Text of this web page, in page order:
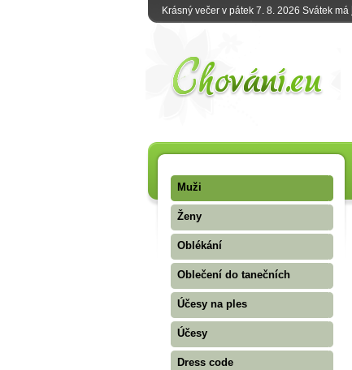
Krásný večer v pátek 7. 8. 2026 Svátek má
Muži
Ženy
Oblékání
Oblečení do tanečních
Účesy na ples
Účesy
Dress code